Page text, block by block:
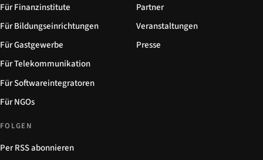
Für Finanzinstitute
Für Bildungseinrichtungen
Für Gastgewerbe
Für Telekommunikation
Für Softwareintegratoren
Für NGOs
Partner
Veranstaltungen
Presse
FOLGEN
Per RSS abonnieren